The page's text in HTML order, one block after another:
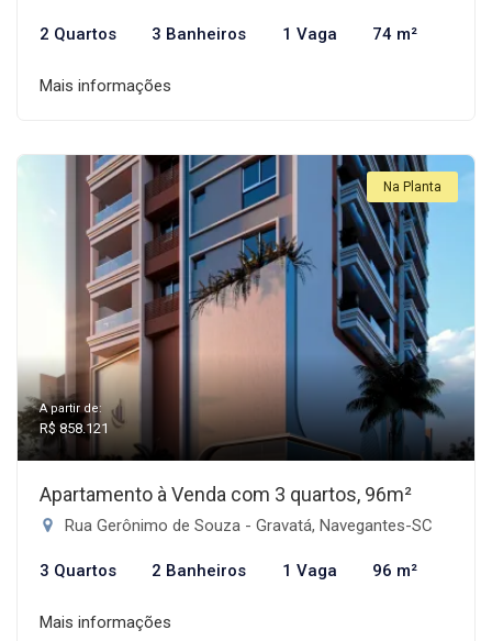
2 Quartos 3 Banheiros 1 Vaga 74 m²
Mais informações
Na Planta
A partir de:
R$ 858.121
Apartamento à Venda com 3 quartos, 96m²
Rua Gerônimo de Souza - Gravatá, Navegantes-SC
3 Quartos 2 Banheiros 1 Vaga 96 m²
Mais informações